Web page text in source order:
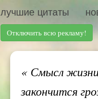
лучшие цитаты
Отключить всю рекламу!
«Смысл
закончится